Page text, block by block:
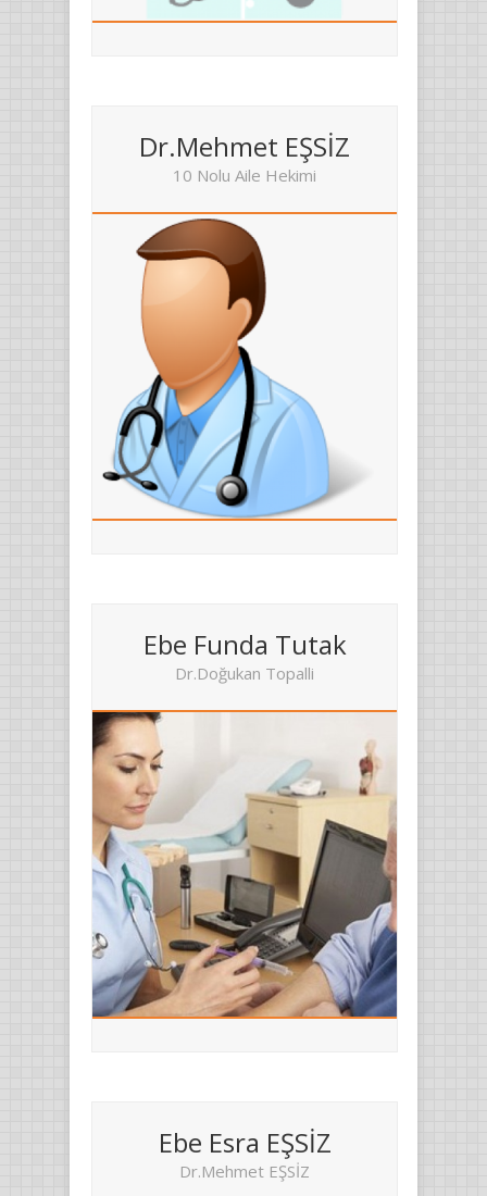
Dr.Mehmet EŞSİZ
10 Nolu Aile Hekimi
Ebe Funda Tutak
Dr.Doğukan Topalli
Ebe Esra EŞSİZ
Dr.Mehmet EŞSİZ